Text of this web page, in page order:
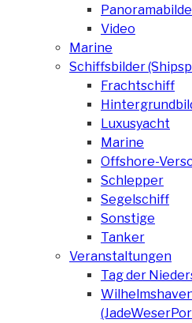
Video
Marine
Schiffsbilder
Frachtschiff
Luxusyacht
Marine
Offshore-
Schlepper
Segelschiff
Sonstige
Tanker
Veranstaltungen
Tag der